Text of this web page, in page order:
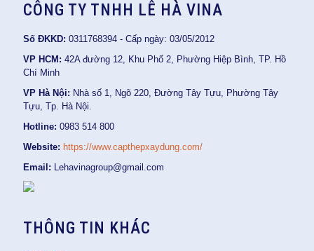
CÔNG TY TNHH LÊ HÀ VINA
Số ĐKKD: 0311768394 - Cấp ngày: 03/05/2012
VP HCM: 42A đường 12, Khu Phố 2, Phường Hiệp Bình, TP. Hồ
Chí Minh
VP Hà Nội: Nhà số 1, Ngõ 220, Đường Tây Tựu, Phường Tây
Tựu, Tp. Hà Nội.
Hotline: 0983 514 800
Website: https://www.capthepxaydung.com/
Email: Lehavinagroup@gmail.com
THÔNG TIN KHÁC